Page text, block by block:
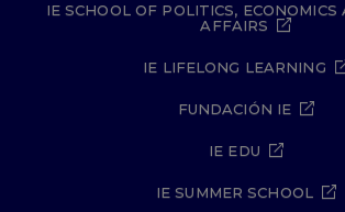
IE SCHOOL OF POLITICS, ECONOMICS
AFFAIRS
IE LIFELONG LEARNING
FUNDACIÓN IE
IE EDU
IE SUMMER SCHOOL